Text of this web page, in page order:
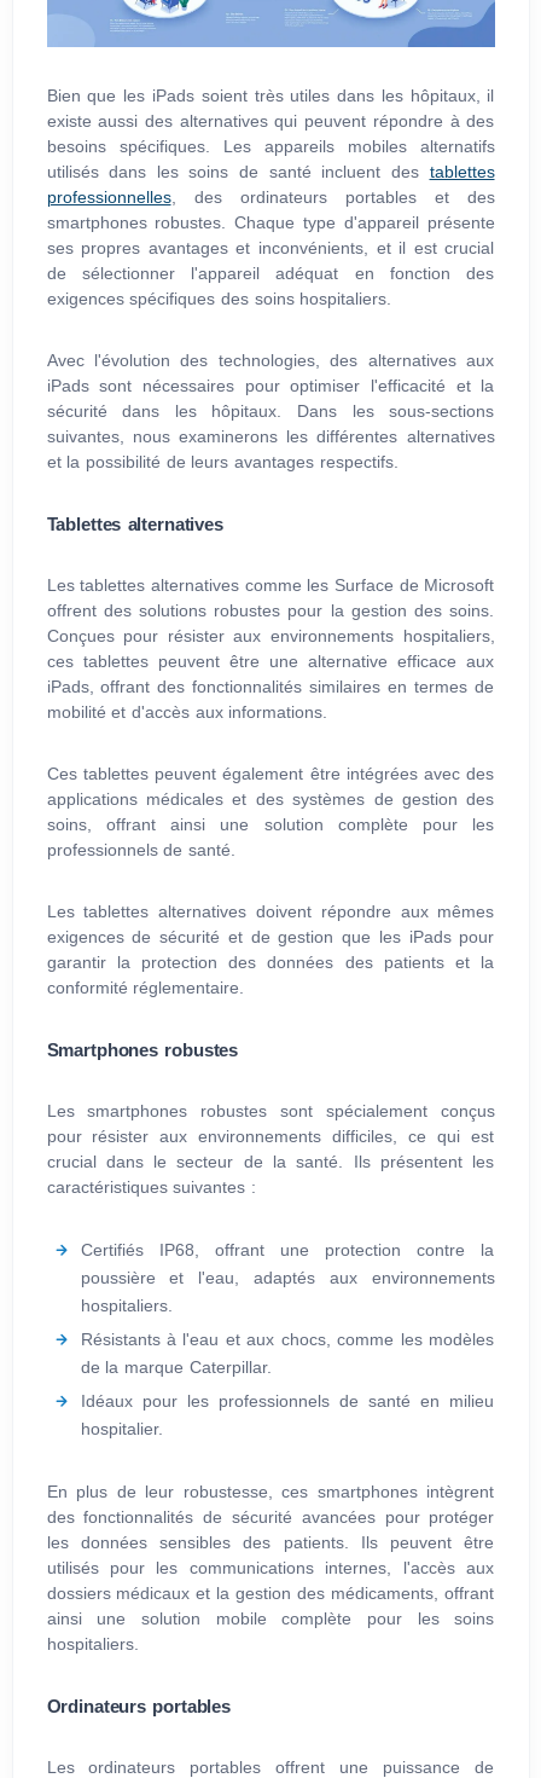
Bien que les iPads soient très utiles dans les hôpitaux, il
existe aussi des alternatives qui peuvent répondre à des
besoins spécifiques. Les appareils mobiles alternatifs
utilisés dans les soins de santé incluent des tablettes
professionnelles, des ordinateurs portables et des
smartphones robustes. Chaque type d'appareil présente
ses propres avantages et inconvénients, et il est crucial
de sélectionner l'appareil adéquat en fonction des
exigences spécifiques des soins hospitaliers.
Avec l'évolution des technologies, des alternatives aux
iPads sont nécessaires pour optimiser l'efficacité et la
sécurité dans les hôpitaux. Dans les sous-sections
suivantes, nous examinerons les différentes alternatives
et la possibilité de leurs avantages respectifs.
Tablettes alternatives
Les tablettes alternatives comme les Surface de Microsoft
offrent des solutions robustes pour la gestion des soins.
Conçues pour résister aux environnements hospitaliers,
ces tablettes peuvent être une alternative efficace aux
iPads, offrant des fonctionnalités similaires en termes de
mobilité et d'accès aux informations.
Ces tablettes peuvent également être intégrées avec des
applications médicales et des systèmes de gestion des
soins, offrant ainsi une solution complète pour les
professionnels de santé.
Les tablettes alternatives doivent répondre aux mêmes
exigences de sécurité et de gestion que les iPads pour
garantir la protection des données des patients et la
conformité réglementaire.
Smartphones robustes
Les smartphones robustes sont spécialement conçus
pour résister aux environnements difficiles, ce qui est
crucial dans le secteur de la santé. Ils présentent les
caractéristiques suivantes :
Certifiés IP68, offrant une protection contre la
poussière et l'eau, adaptés aux environnements
hospitaliers.
Résistants à l'eau et aux chocs, comme les modèles
de la marque Caterpillar.
Idéaux pour les professionnels de santé en milieu
hospitalier.
En plus de leur robustesse, ces smartphones intègrent
des fonctionnalités de sécurité avancées pour protéger
les données sensibles des patients. Ils peuvent être
utilisés pour les communications internes, l'accès aux
dossiers médicaux et la gestion des médicaments, offrant
ainsi une solution mobile complète pour les soins
hospitaliers.
Ordinateurs portables
Les ordinateurs portables offrent une puissance de